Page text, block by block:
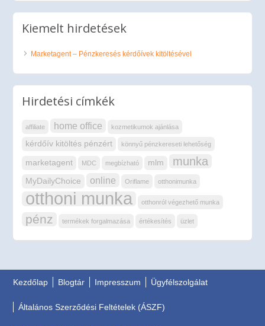
Kiemelt hirdetések
Marketagent – Pénzkeresés kérdőívek kitöltésével
Hirdetési címkék
affiliate home office kozmetikumok ajánlása
kérdőív kitöltés pénzért könnyű pénzkereseti lehetőség
marketagent MDC megbízható mlm munka
MyDailyChoice online Oriflame otthonimunka
otthoni munka otthonról végezhető munka
pénz termékek forgalmazása értékesítés üzlet
Kezdőlap Blogtár Impresszum Ügyfélszolgálat
Általános Szerződési Feltételek (ÁSZF)